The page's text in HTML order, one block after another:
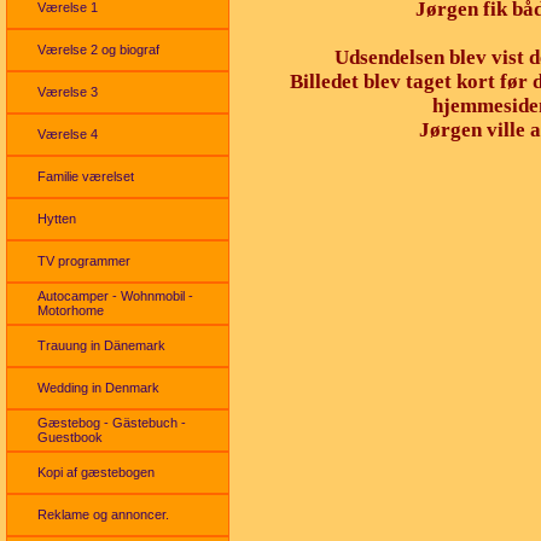
Værelse 1
Værelse 2 og biograf
Værelse 3
Værelse 4
Familie værelset
Hytten
TV programmer
Autocamper - Wohnmobil -
Motorhome
Trauung in Dänemark
Wedding in Denmark
Gæstebog - Gästebuch -
Guestbook
Kopi af gæstebogen
Reklame og annoncer.
Jørgen fik
Udsendelsen blev vist
Billedet blev taget kort før
Jørgen ville